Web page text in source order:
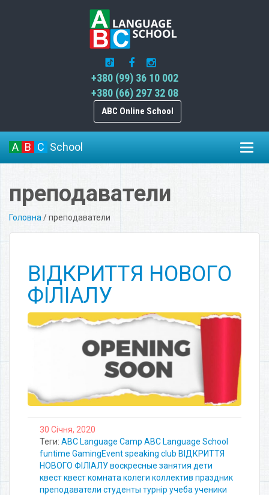
+380 (99) 36 10 002
+380 (66) 297 32 08
ABC Online School
A B C School
преподаватели
Головна /преподаватели
ВІДКРИТТЯ НОВОГО
ФІЛІАЛУ
30 Січня, 2020
Теги: ABC Language Camp ABC Language School
funtime GamingEventspeaking club ВІДКРИТТЯ
НОВОГО ФІЛІАЛУвоскресные занятия дети
квестквест комната колеги коллектив праздник
преподаватели студенты турнір учеба ученики